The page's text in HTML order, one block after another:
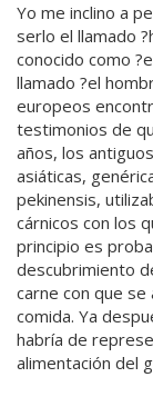
Yo me inclino a
serlo el llamado
conocido como
llamado ?el
europeos
testimonios de
años, los
asiáticas,
pekinensis,
cárnicos con los
principio es
descubrimiento
carne con que
comida. Ya
habría de
alimentación del